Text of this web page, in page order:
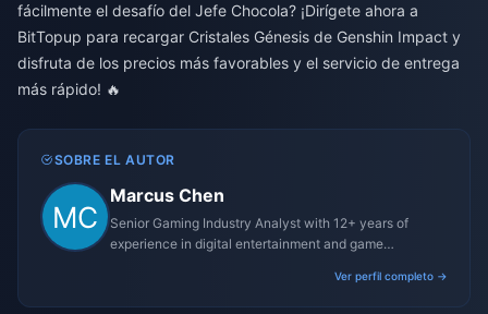
fácilmente el desafío del Jefe Chocola? ¡Dirígete ahora a
BitTopup para recargar Cristales Génesis de Genshin Impact y
disfruta de los precios más favorables y el servicio de entrega
más rápido! 🔥
SOBRE EL AUTOR
Marcus Chen
Senior Gaming Industry Analyst with 12+ years of
experience in digital entertainment and game
Ver perfil completo →